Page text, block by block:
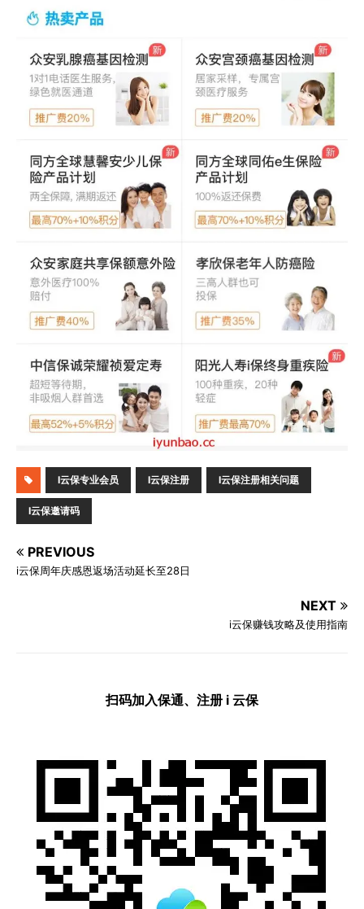
I云保专业会员 I云保注册 I云保注册相关问题
I云保邀请码
PREVIOUS
i云保周年庆感恩返场活动延长至28日
NEXT
i云保赚钱攻略及使用指南
扫码加入保通、注册 i 云保